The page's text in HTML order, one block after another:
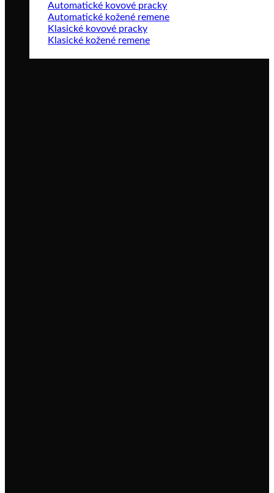
Automatické kovové pracky
Automatické kožené remene
Klasické kovové pracky
Klasické kožené remene